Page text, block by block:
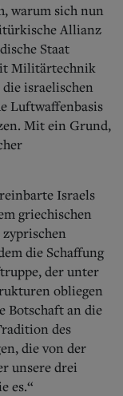
warum sich nun
Allianz
Staat
Militärtechnik
israelischen
Luftwaffenbasis
Mit ein Grund,
Israels
griechischen
die Schaffung
der unter
obliegen
Botschaft an die
des
die von der
unsere drei
es.“